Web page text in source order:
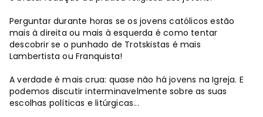
Perguntar durante horas se os jovens católicos estão
mais à direita ou mais à esquerda é como tentar
descobrir se o punhado de Trotskistas é mais
Lambertista ou Franquista!
A verdade é mais crua: quase não há jovens na Igreja. E
podemos discutir interminavelmente sobre as suas
escolhas políticas e litúrgicas...